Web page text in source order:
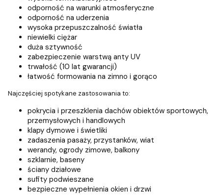
odporność na warunki atmosferyczne
odporność na uderzenia
wysoka przepuszczalność światła
niewielki ciężar
duża sztywność
zabezpieczenie warstwą anty UV
trwałość (10 lat gwarancji)
łatwość formowania na zimno i gorąco
Najczęściej spotykane zastosowania to:
pokrycia i przeszklenia dachów obiektów sportowych,
przemysłowych i handlowych
klapy dymowe i świetliki
zadaszenia pasaży, przystanków, wiat
werandy, ogrody zimowe, balkony
szklarnie, baseny
ściany działowe
sufity podwieszane
bezpieczne wypełnienia okien i drzwi